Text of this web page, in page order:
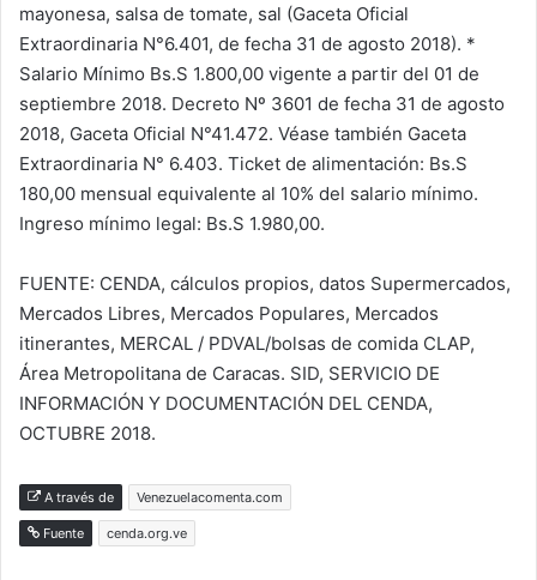
mayonesa, salsa de tomate, sal (Gaceta Oficial
Extraordinaria N°6.401, de fecha 31 de agosto 2018). *
Salario Mínimo Bs.S 1.800,00 vigente a partir del 01 de
septiembre 2018. Decreto Nº 3601 de fecha 31 de agosto
2018, Gaceta Oficial N°41.472. Véase también Gaceta
Extraordinaria N° 6.403. Ticket de alimentación: Bs.S
180,00 mensual equivalente al 10% del salario mínimo.
Ingreso mínimo legal: Bs.S 1.980,00.
FUENTE: CENDA, cálculos propios, datos Supermercados,
Mercados Libres, Mercados Populares, Mercados
itinerantes, MERCAL / PDVAL/bolsas de comida CLAP,
Área Metropolitana de Caracas. SID, SERVICIO DE
INFORMACIÓN Y DOCUMENTACIÓN DEL CENDA,
OCTUBRE 2018.
A través de Venezuelacomenta.com
Fuente cenda.org.ve